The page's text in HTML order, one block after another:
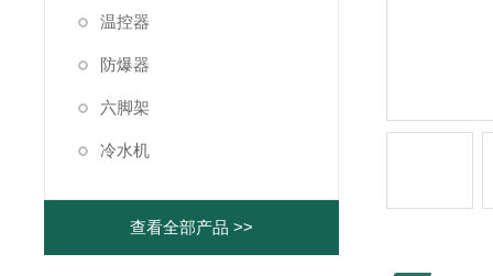
温控器
防爆器
六脚架
冷水机
查看全部产品 >>